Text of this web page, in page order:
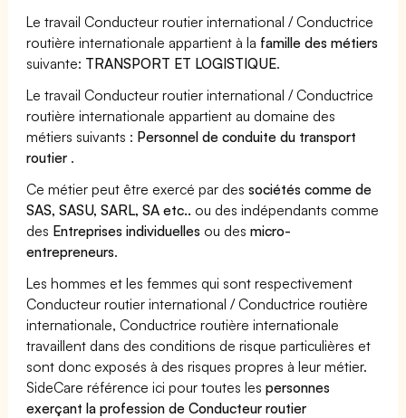
Le travail Conducteur routier international / Conductrice
routière internationale appartient à la famille des métiers
suivante: TRANSPORT ET LOGISTIQUE.
Le travail Conducteur routier international / Conductrice
routière internationale appartient au domaine des
métiers suivants : Personnel de conduite du transport
routier .
Ce métier peut être exercé par dessociétés comme de
SAS, SASU, SARL, SA etc.. ou des indépendants comme
des Entreprises individuelles ou desmicro-
entrepreneurs.
Les hommes et les femmes qui sont respectivement
Conducteur routier international / Conductrice routière
internationale, Conductrice routière internationale
travaillent dans des conditions de risque particulières et
sont donc exposés à des risques propres à leur métier.
SideCare référence ici pour toutes lespersonnes
exerçant la profession de Conducteur routier